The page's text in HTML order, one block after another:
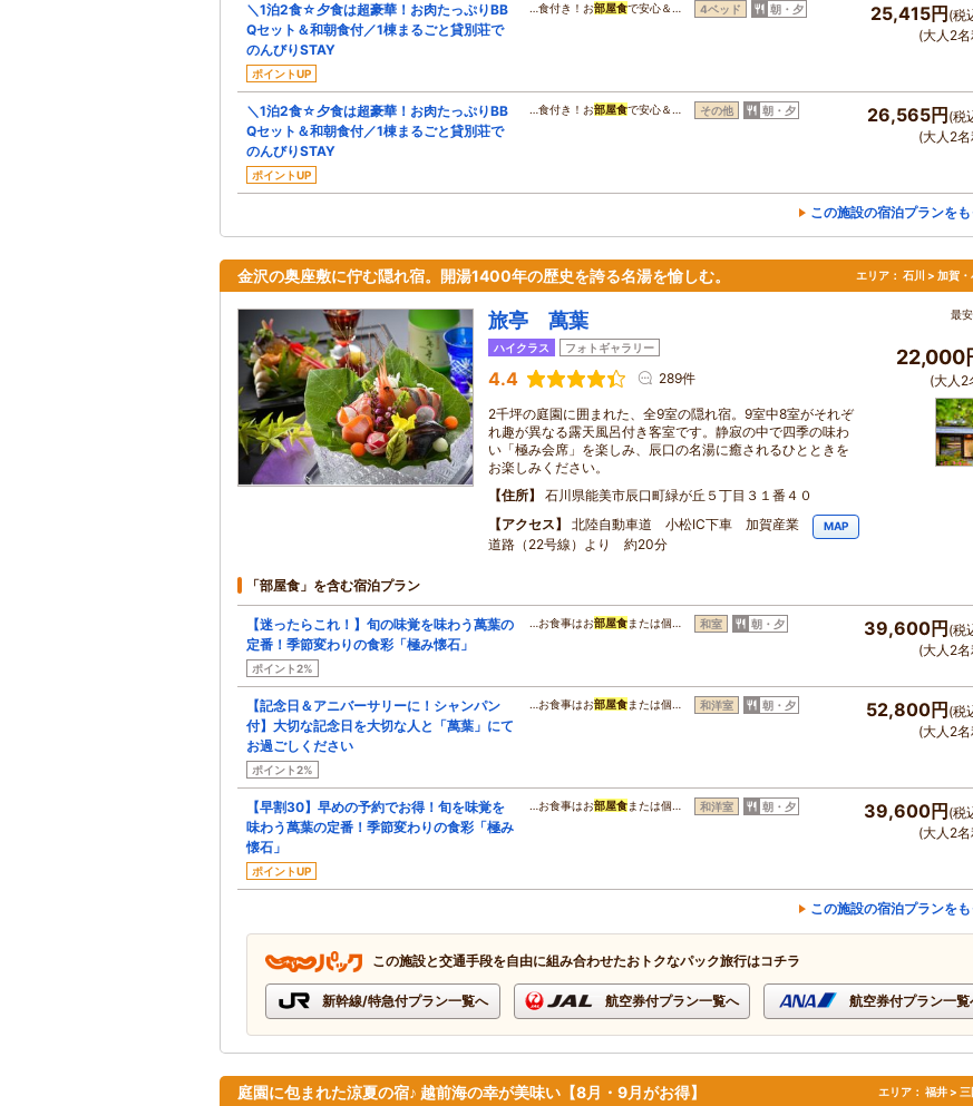
＼1泊2食☆夕食は超豪華！お肉たっぷりBB
Qセット＆和朝食付／1棟まるごと貸別荘で
のんびりSTAY
ポイントUP
…食付き！お部屋食で安心＆… 4ベッド 朝・夕 25,415円 (税
(大人2
＼1泊2食☆夕食は超豪華！お肉たっぷりBB
Qセット＆和朝食付／1棟まるごと貸別荘で
のんびりSTAY
ポイントUP
…食付き！お部屋食で安心＆… その他 朝・夕 26,565円 (税
(大人2
この施設の宿泊プランを
金沢の奥座敷に佇む隠れ宿。開湯1400年の歴史を誇る名湯を愉しむ。 エリア： 石川 > 加賀
旅亭 萬葉
ハイクラス フォトギャラリー
4.4 289件
2千坪の庭園に囲まれた、全9室の隠れ宿。9室中8室がそれぞ
れ趣が異なる露天風呂付き客室です。静寂の中で四季の味わ
い「極み会席」を楽しみ、辰口の名湯に癒されるひとときを
お楽しみください。
住所
石川県能美市辰口町緑が丘５丁目３１番４０
アクセス
北陸自動車道 小松IC下車 加賀産業
道路（22号線）より 約20分
MAP
最
22,000
(大人2
「部屋食」を含む宿泊プラン
【迷ったらこれ！】旬の味覚を味わう萬葉の
定番！季節変わりの食彩「極み懐石」
ポイント2%
…お食事はお部屋食または個… 和室 朝・夕 39,600円 (税
(大人2
【記念日＆アニバーサリーに！シャンパン
付】大切な記念日を大切な人と「萬葉」にて
お過ごしください
ポイント2%
…お食事はお部屋食または個… 和洋室 朝・夕 52,800円 (税
(大人2
【早割30】早めの予約でお得！旬を味覚を
味わう萬葉の定番！季節変わりの食彩「極み
懐石」
ポイントUP
…お食事はお部屋食または個… 和洋室 朝・夕 39,600円 (税
(大人2
この施設の宿泊プランを
この施設と交通手段を自由に組み合わせたおトクなパック旅行はコチラ
新幹線/特急付プラン一覧へ 航空券付プラン一覧へ 航空券付プラン一覧
庭園に包まれた涼夏の宿♪ 越前海の幸が美味い【8月・9月がお得】 エリア： 福井 >